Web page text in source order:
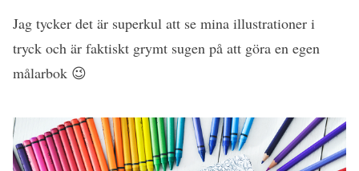
Jag tycker det är superkul att se mina illustrationer i
tryck och är faktiskt grymt sugen på att göra en egen
målarbok 😉